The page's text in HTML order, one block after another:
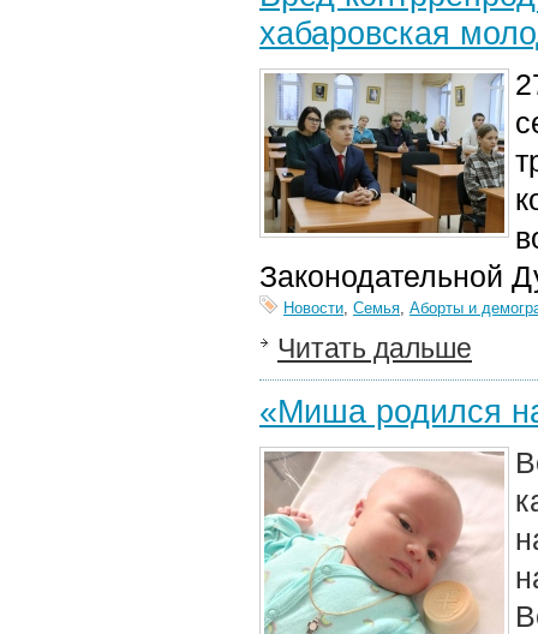
хабаровская
Законодательной
Новости, Семья, Аборты и
Читать дальше
«Миша родился